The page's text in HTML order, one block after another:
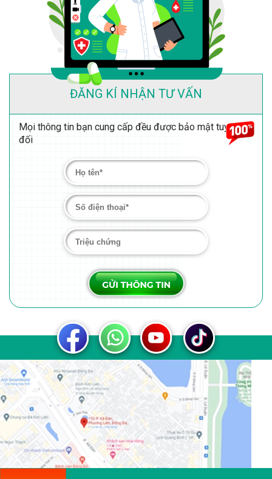
ĐĂNG KÍ NHẬN TƯ VẤN
Mọi thông tin bạn cung cấp đều được bảo mật tuyệt
đối